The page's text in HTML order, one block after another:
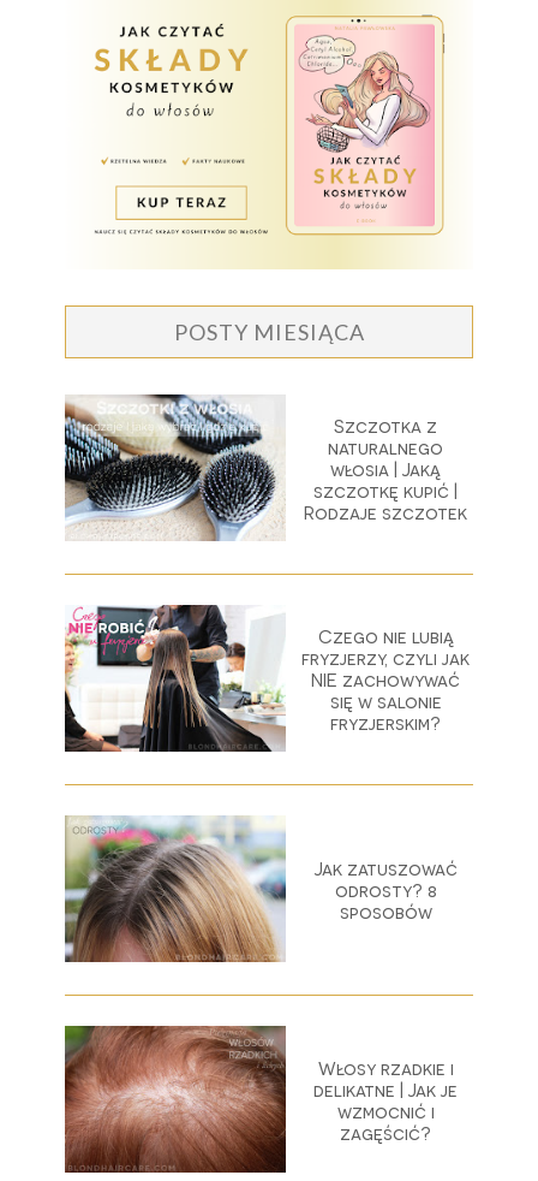
POSTY MIESIĄCA
Szczotka z
naturalnego
włosia | Jaką
szczotkę kupić |
Rodzaje szczotek
Czego nie lubią
fryzjerzy, czyli jak
NIE zachowywać
się w salonie
fryzjerskim?
Jak zatuszować
odrosty? 8
sposobów
Włosy rzadkie i
delikatne | Jak je
wzmocnić i
zagęścić?